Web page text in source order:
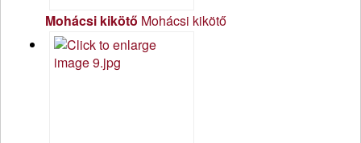
Mohácsi kikötő Mohácsi kikötő